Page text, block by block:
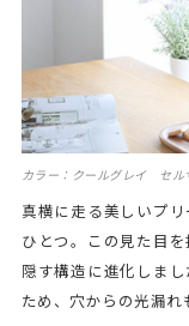
カラー：クールグレイ セル
真横に走る美しいプ
ひとつ。この見た目
隠す構造に進化しま
ため、穴からの光漏れ